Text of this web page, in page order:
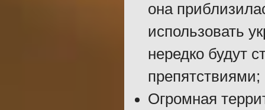
она
использовать
нередко будут
препятствиями;
Огромная